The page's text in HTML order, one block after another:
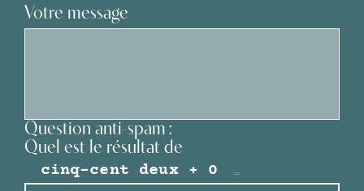
Votre message
Question anti-spam :
Quel est le résultat de
=